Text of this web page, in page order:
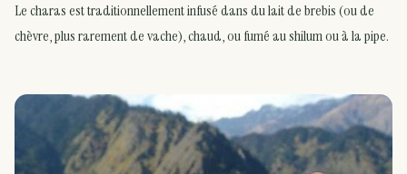
Le charas est traditionnellement infusé dans du lait de brebis (ou de
chèvre, plus rarement de vache), chaud, ou fumé au shilum ou à la pipe.